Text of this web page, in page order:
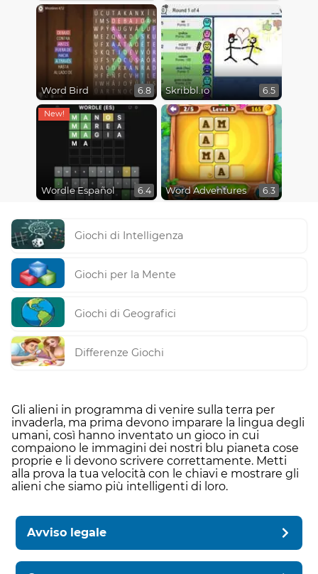
Word Bird 6.8 Skribbl.io 6.5
Wordle Español 6.4 Word Adventures 6.3
Giochi di Intelligenza
Giochi per la Mente
Giochi di Geografici
Differenze Giochi
Gli alieni in programma di venire sulla terra per
invaderla, ma prima devono imparare la lingua degli
umani, così hanno inventato un gioco in cui
compaiono le immagini dei nostri blu pianeta cose
proprie e li devono scrivere correttamente. Metti
alla prova la tua velocità con le chiavi e mostrare gli
alieni che siamo più intelligenti di loro.
Avviso legale